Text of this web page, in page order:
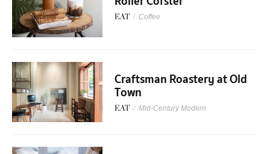
EAT / Coffee
Craftsman Roastery at Old
Town
EAT / Mid-Century Modern